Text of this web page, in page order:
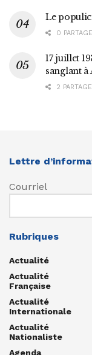
Le
0
17 juillet
sanglant à
2
Lettre
Courriel
Rubriques
Actualité
Actualité
Française
Actualité
Internationale
Actualité
Nationaliste
Agenda